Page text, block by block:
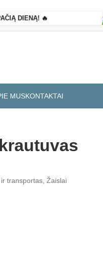
DIENĄ! 🔥
MUSKONTAKTAI
transportas Žaislai